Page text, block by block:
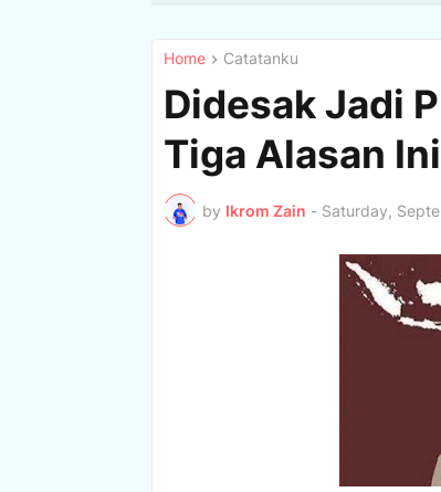
Home Catatanku
Didesak Jadi
Tiga Alasan Ini
by Ikrom Zain - Saturday,